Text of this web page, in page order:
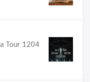
Tour 1204